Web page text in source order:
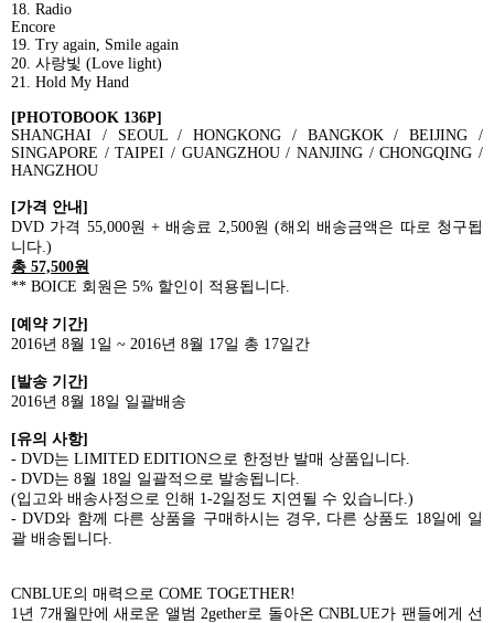
18. Radio
Encore
19. Try again, Smile again
20. 사랑빛 (Love light)
21. Hold My Hand
[PHOTOBOOK 136P]
SHANGHAI / SEOUL / HONGKONG / BANGKOK / BEIJING /
SINGAPORE / TAIPEI / GUANGZHOU / NANJING / CHONGQING /
HANGZHOU
[가격 안내 ]
DVD 가격 55,000원 +배송료 2,500원 (해외 배송금액은 따로 청구됩
니다.)
총 57,500원
** BOICE 회원은 5% 할인이 적용됩니다.
[예약 기간]
2016년 8월 1일 ~ 2016년 8월 17일 총 17일간
[발송 기간]
2016년 8월 18일 일괄배송
[유의 사항]
- DVD는 LIMITED EDITION으로 한정반 발매 상품입니다.
- DVD는 8월 18일 일괄적으로 발송됩니다.
(입고와 배송사정으로 인해 1-2일정도 지연될 수 있습니다.)
- DVD와 함께 다른 상품을 구매하시는 경우, 다른 상품도 18일에 일
괄 배송됩니다.
CNBLUE의 매력으로 COME TOGETHER!
1년 7개월만에 새로운 앨범 2gether로 돌아온 CNBLUE가 팬들에게 선